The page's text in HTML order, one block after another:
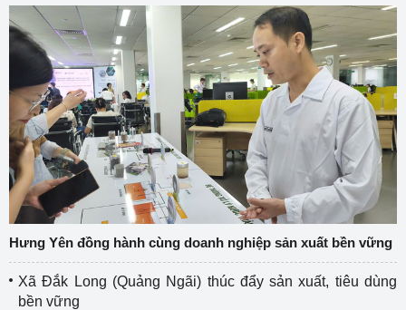
Hưng Yên đồng hành cùng doanh nghiệp sản xuất bền vững
Xã Đắk Long (Quảng Ngãi) thúc đẩy sản xuất, tiêu dùng
bền vững